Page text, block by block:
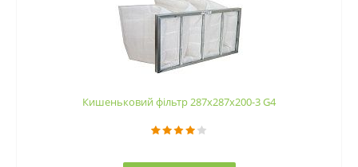
Кишеньковий фільтр 287х287х200-3 G4